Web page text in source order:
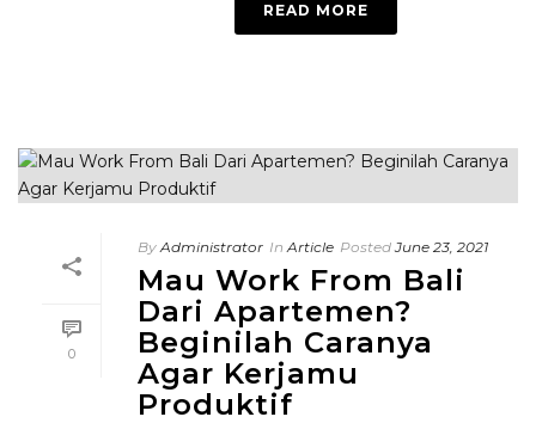
READ MORE
0
By Administrator In Article Posted June 23, 2021
Mau Work From Bali
Dari Apartemen?
Beginilah Caranya
Agar Kerjamu
Produktif